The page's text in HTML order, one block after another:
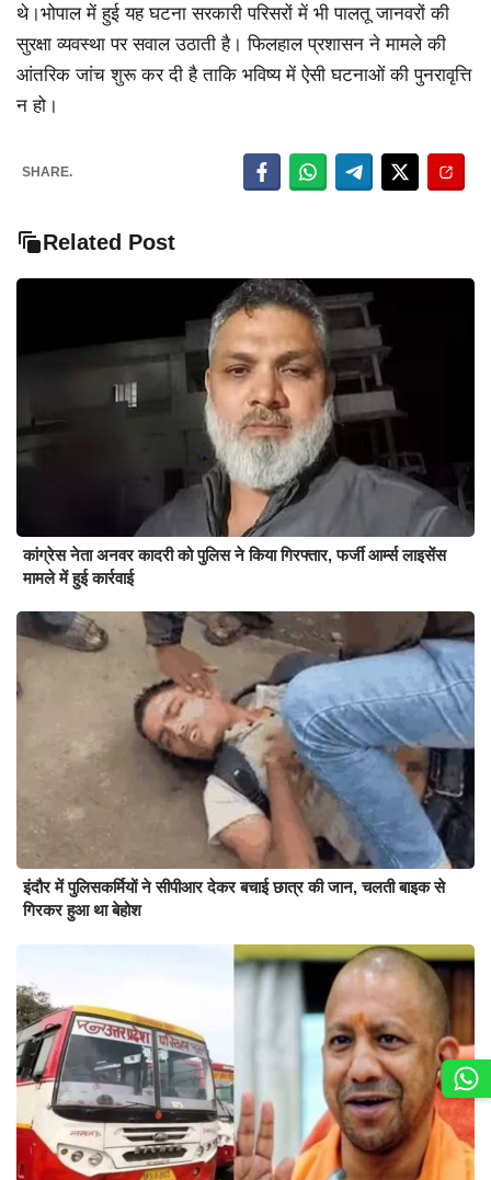
थे।भोपाल में हुई यह घटना सरकारी परिसरों में भी पालतू जानवरों की
सुरक्षा व्यवस्था पर सवाल उठाती है। फिलहाल प्रशासन ने मामले की
आंतरिक जांच शुरू कर दी है ताकि भविष्य में ऐसी घटनाओं की पुनरावृत्ति
न हो।
SHARE.
Related Post
कांग्रेस नेता अनवर कादरी को पुलिस ने किया गिरफ्तार, फर्जी आर्म्स लाइसेंस
मामले में हुई कार्रवाई
इंदौर में पुलिसकर्मियों ने सीपीआर देकर बचाई छात्र की जान, चलती बाइक से
गिरकर हुआ था बेहोश